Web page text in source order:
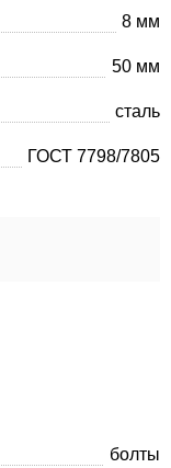
8 мм
50 мм
сталь
ГОСТ 7798/7805
болты